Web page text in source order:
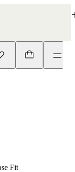
Fit